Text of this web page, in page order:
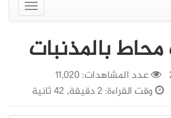
عرض
القائمة
بالمذنبات
عدد المشاهدات: 11,020
وقت القراءة: 2 دقيقة, 42 ثانية